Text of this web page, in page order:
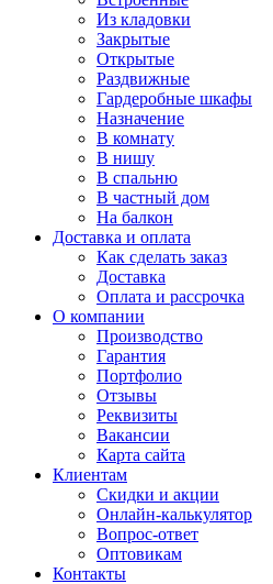
Из кладовки
Закрытые
Открытые
Раздвижные
Гардеробные шкафы
Назначение
В комнату
В нишу
В спальню
В частный дом
На балкон
Доставка и оплата
Как сделать заказ
Доставка
Оплата и рассрочка
О компании
Производство
Гарантия
Портфолио
Отзывы
Реквизиты
Вакансии
Карта сайта
Клиентам
Скидки и акции
Онлайн-калькулятор
Вопрос-ответ
Оптовикам
Контакты